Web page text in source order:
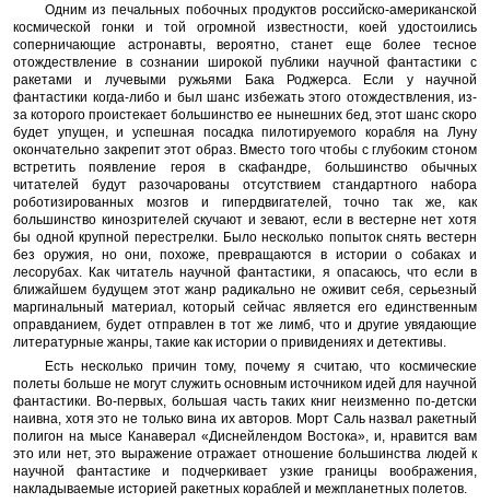
Одним из печальных побочных продуктов российско-американской
космической гонки и той огромной известности, коей удостоились
соперничающие астронавты, вероятно, станет еще более тесное
отождествление в сознании широкой публики научной фантастики с
ракетами и лучевыми ружьями Бака Роджерса. Если у научной
фантастики когда-либо и был шанс избежать этого отождествления, из-
за которого проистекает большинство ее нынешних бед, этот шанс скоро
будет упущен, и успешная посадка пилотируемого корабля на Луну
окончательно закрепит этот образ. Вместо того чтобы с глубоким стоном
встретить появление героя в скафандре, большинство обычных
читателей будут разочарованы отсутствием стандартного набора
роботизированных мозгов и гипердвигателей, точно так же, как
большинство кинозрителей скучают и зевают, если в вестерне нет хотя
бы одной крупной перестрелки. Было несколько попыток снять вестерн
без оружия, но они, похоже, превращаются в истории о собаках и
лесорубах. Как читатель научной фантастики, я опасаюсь, что если в
ближайшем будущем этот жанр радикально не оживит себя, серьезный
маргинальный материал, который сейчас является его единственным
оправданием, будет отправлен в тот же лимб, что и другие увядающие
литературные жанры, такие как истории о привидениях и детективы.
Есть несколько причин тому, почему я считаю, что космические
полеты больше не могут служить основным источником идей для научной
фантастики. Во-первых, большая часть таких книг неизменно по-детски
наивна, хотя это не только вина их авторов. Морт Саль назвал ракетный
полигон на мысе Канаверал «Диснейлендом Востока», и, нравится вам
это или нет, это выражение отражает отношение большинства людей к
научной фантастике и подчеркивает узкие границы воображения,
накладываемые историей ракетных кораблей и межпланетных полетов.